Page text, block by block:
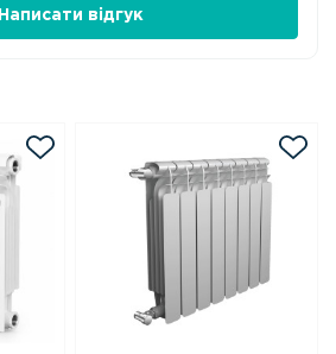
Написати відгук